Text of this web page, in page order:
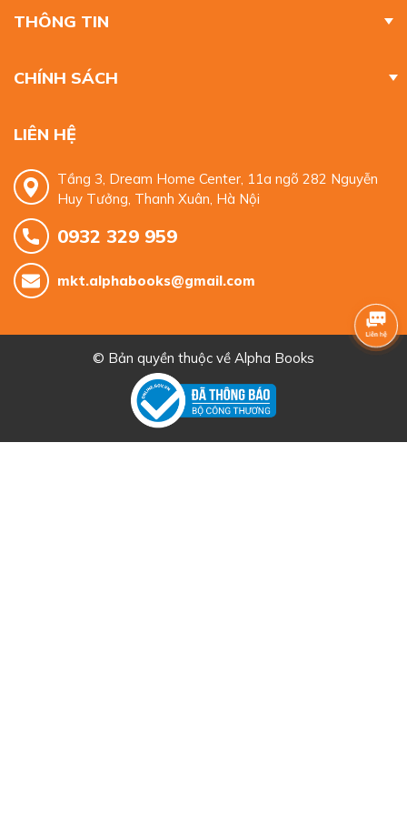
THÔNG TIN
CHÍNH SÁCH
LIÊN HỆ
Tầng 3, Dream Home Center, 11a ngõ 282 Nguyễn
Huy Tưởng, Thanh Xuân, Hà Nội
0932 329 959
mkt.alphabooks@gmail.com
© Bản quyền thuộc về Alpha Books